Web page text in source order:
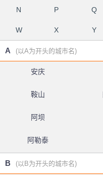
N P Q
W X Y
A (以A为开头的城市名)
安庆
鞍山
阿坝
阿勒泰
B (以B为开头的城市名)